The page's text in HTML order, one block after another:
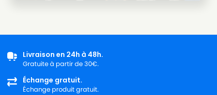
Livraison en 24h à 48h.
Gratuite à partir de 30€.
Échange gratuit.
Échange produit gratuit.